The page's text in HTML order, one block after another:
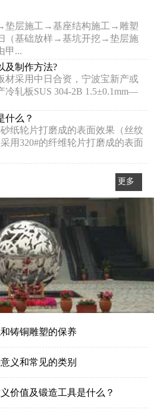
层施工→基座结构施工→雕塑
基础放样→基坑开挖→垫层施
甲...
及制作方法?
材采用中日合资，宁波宝新产或
冷轧板SUS 304-2B 1.5±0.1mm—
什么？
纸轮片打磨成的表面效果（丝纹
用320#的纤维轮片打磨成的表面
更多
>>
铸铜雕塑的保养
义和常见的类别
价值及锻造工具是什么？